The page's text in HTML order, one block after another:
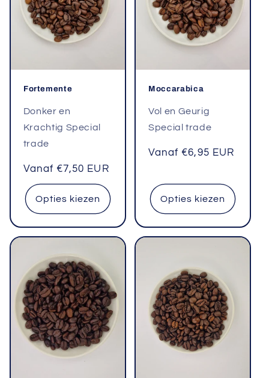
Fortemente
Donker en
Krachtig Special
trade
Normale
prijs
Vanaf €7,50 EUR
Opties kiezen
Moccarabica
Vol en Geurig
Special trade
Normale
Vanaf €6,95 EUR
Opties kiezen